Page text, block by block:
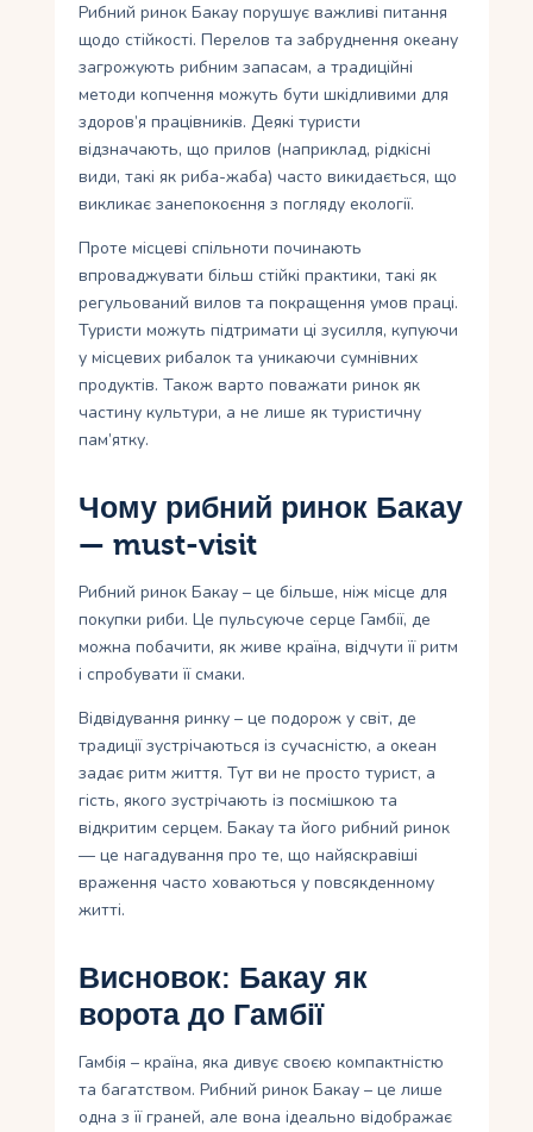
Рибний ринок Бакау порушує важливі питання
щодо стійкості. Перелов та забруднення океану
загрожують рибним запасам, а традиційні
методи копчення можуть бути шкідливими для
здоров’я працівників. Деякі туристи
відзначають, що прилов (наприклад, рідкісні
види, такі як риба-жаба) часто викидається, що
викликає занепокоєння з погляду екології.
Проте місцеві спільноти починають
впроваджувати більш стійкі практики, такі як
регульований вилов та покращення умов праці.
Туристи можуть підтримати ці зусилля, купуючи
у місцевих рибалок та уникаючи сумнівних
продуктів. Також варто поважати ринок як
частину культури, а не лише як туристичну
пам’ятку.
Чому рибний ринок Бакау
— must-visit
Рибний ринок Бакау – це більше, ніж місце для
покупки риби. Це пульсуюче серце Гамбії, де
можна побачити, як живе країна, відчути її ритм
і спробувати її смаки.
Відвідування ринку – це подорож у світ, де
традиції зустрічаються із сучасністю, а океан
задає ритм життя. Тут ви не просто турист, а
гість, якого зустрічають із посмішкою та
відкритим серцем. Бакау та його рибний ринок
— це нагадування про те, що найяскравіші
враження часто ховаються у повсякденному
житті.
Висновок: Бакау як
ворота до Гамбії
Гамбія – країна, яка дивує своєю компактністю
та багатством. Рибний ринок Бакау – це лише
одна з її граней, але вона ідеально відображає